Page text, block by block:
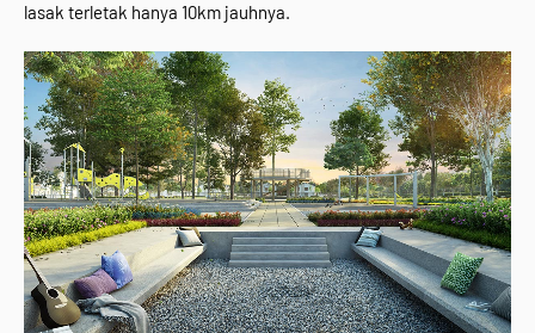
lasak terletak hanya 10km jauhnya.